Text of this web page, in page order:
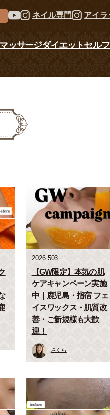
ネイル専門 アイラ
ッサージダイエットセル
2026.503
【GW限定】本気の肌
ケアキャンペーン実施
中｜鹿児島・指宿 フェ
イスワックス・肌質改
善・ご新規様も大歓
迎！
さくら